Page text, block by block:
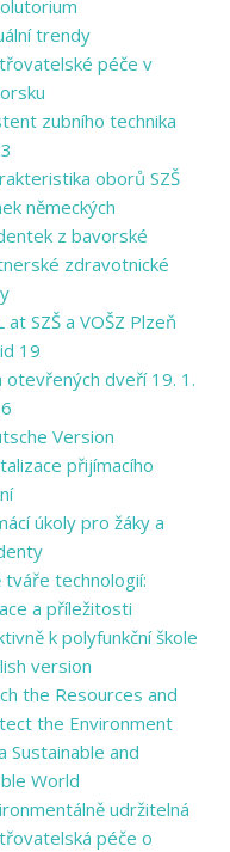
trendy
péče v
zubního technika
oborů SZŠ
německých
z bavorské
zdravotnické
at SZŠ a VOŠZ Plzeň
19
otevřených dveří 19. 1.
Version
přijímacího
úkoly pro žáky a
tváře technologií:
a příležitosti
k polyfunkční škole
version
the Resources and
the Environment
Sustainable and
World
udržitelná
péče o